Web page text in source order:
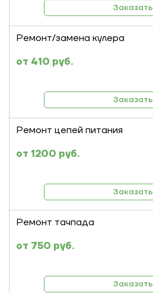
Заказать
Ремонт/замена кулера
410 руб.
Заказать
Ремонт цепей питания
1200 руб.
Заказать
Ремонт тачпада
750 руб.
Заказать